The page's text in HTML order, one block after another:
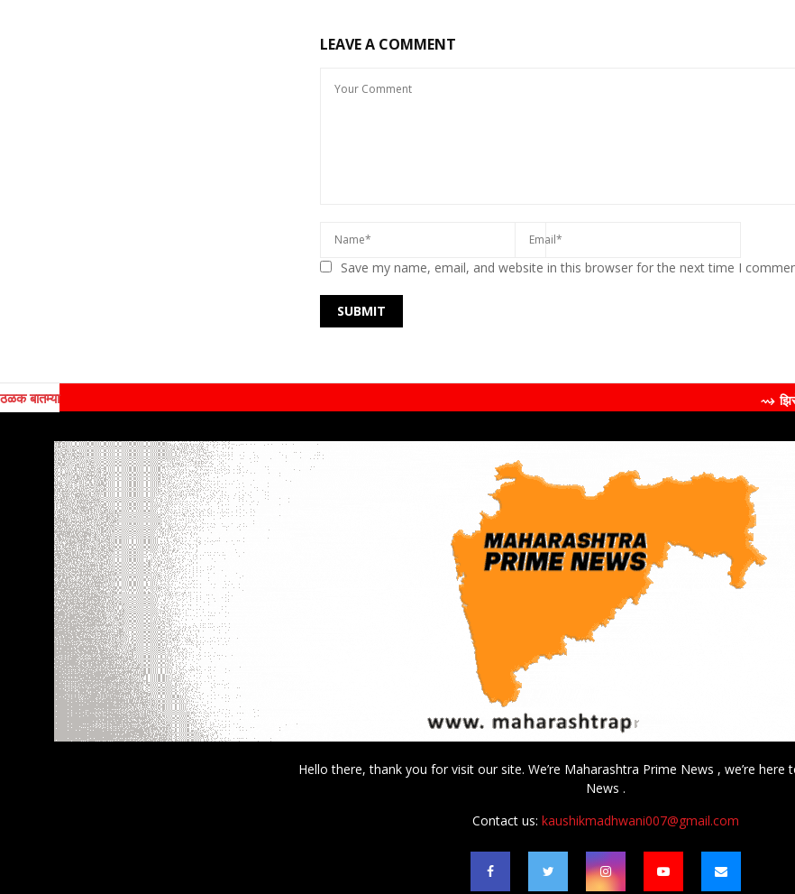
LEAVE A COMMENT
Save my name, email, and website in this browser for the next time I
ठळक बातम्या ⇝ झिरोबीने केली
Hello there, thank you for visit our site. We’re Maharashtra Prime News , we’re
News .
Contact us: kaushikmadhwani007@gmail.com